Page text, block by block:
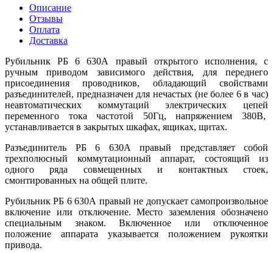
Описание
Отзывы
Оплата
Доставка
Рубильник РБ 6 630А правый открытого исполнения, с
ручным приводом зависимого действия, для переднего
присоединения проводников, обладающий свойствами
разъединителей, предназначен для нечастых (не более 6 в час)
неавтоматических коммутаций электрических цепей
переменного тока частотой 50Гц, напряжением 380В,
устанавливается в закрытых шкафах, ящиках, щитах.
Разъединитель РБ 6 630А правый представляет собой
трехполюсный коммутационный аппарат, состоящий из
одного ряда совмещенных и контактных стоек,
смонтированных на общей плите.
Рубильник РБ 6 630А правый не допускает самопроизвольное
включение или отключение. Место заземления обозначено
специальным знаком. Включенное или отключенное
положение аппарата указывается положением рукоятки
привода.